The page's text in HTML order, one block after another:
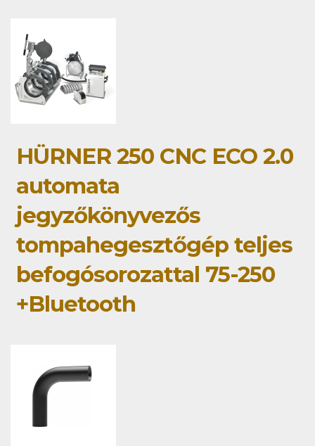
HÜRNER 250 CNC ECO 2.0
automata
jegyzőkönyvezős
tompahegesztőgép teljes
befogósorozattal 75-250
+Bluetooth